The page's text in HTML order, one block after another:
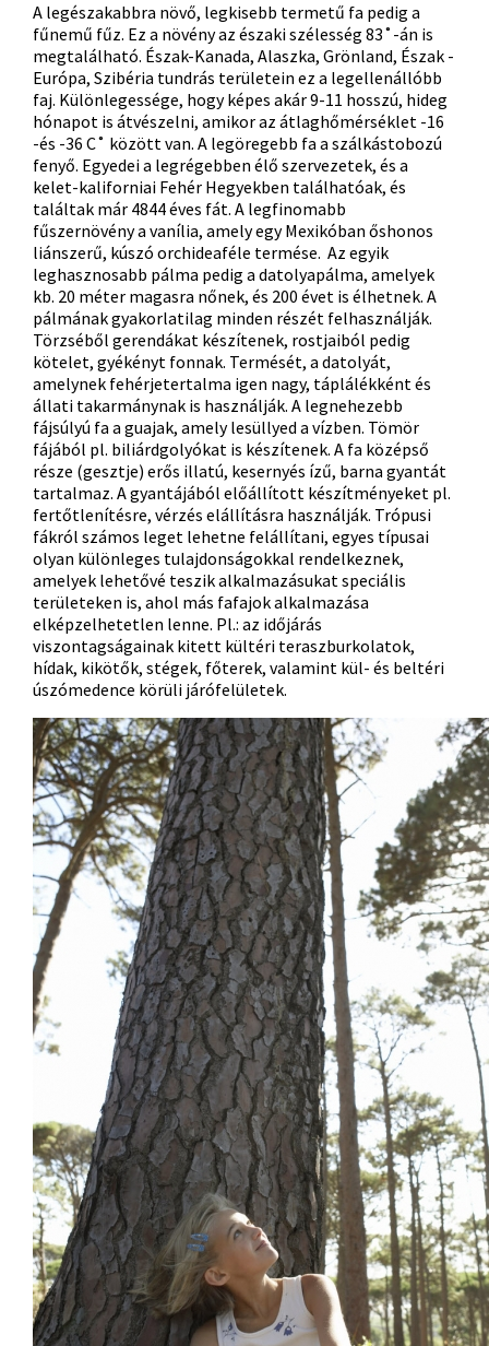
A legészakabbra növő, legkisebb termetű fa pedig a
fűnemű fűz. Ez a növény az északi szélesség 83˚-án is
megtalálható. Észak-Kanada, Alaszka, Grönland, Észak -
Európa, Szibéria tundrás területein ez a legellenállóbb
faj. Különlegessége, hogy képes akár 9-11 hosszú, hideg
hónapot is átvészelni, amikor az átlaghőmérséklet -16
-és -36 C˚ között van. A legöregebb fa a szálkástobozú
fenyő. Egyedei a legrégebben élő szervezetek, és a
kelet-kaliforniai Fehér Hegyekben találhatóak, és
találtak már 4844 éves fát. A legfinomabb
fűszernövény a vanília, amely egy Mexikóban őshonos
liánszerű, kúszó orchideaféle termése. Az egyik
leghasznosabb pálma pedig a datolyapálma, amelyek
kb. 20 méter magasra nőnek, és 200 évet is élhetnek. A
pálmának gyakorlatilag minden részét felhasználják.
Törzséből gerendákat készítenek, rostjaiból pedig
kötelet, gyékényt fonnak. Termését, a datolyát,
amelynek fehérjetertalma igen nagy, táplálékként és
állati takarmánynak is használják. A legnehezebb
fájsúlyú fa a guajak, amely lesüllyed a vízben. Tömör
fájából pl. biliárdgolyókat is készítenek. A fa középső
része (gesztje) erős illatú, kesernyés ízű, barna gyantát
tartalmaz. A gyantájából előállított készítményeket pl.
fertőtlenítésre, vérzés elállításra használják. Trópusi
fákról számos leget lehetne felállítani, egyes típusai
olyan különleges tulajdonságokkal rendelkeznek,
amelyek lehetővé teszik alkalmazásukat speciális
területeken is, ahol más fafajok alkalmazása
elképzelhetetlen lenne. Pl.: az időjárás
viszontagságainak kitett kültéri teraszburkolatok,
hídak, kikötők, stégek, főterek, valamint kül- és beltéri
úszómedence körüli járófelületek.